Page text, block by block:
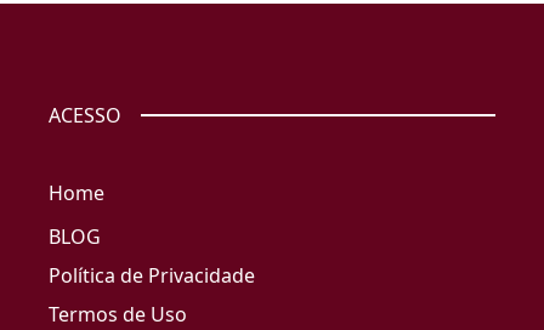
ACESSO
Home
BLOG
Política de Privacidade
Termos de Uso